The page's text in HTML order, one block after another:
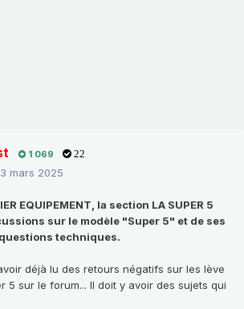
1 069 22
mars 2025
EQUIPEMENT, la section LA SUPER 5
sur le modèle "Super 5" et de ses
techniques.
déjà lu des retours négatifs sur les lève
5 sur le forum... Il doit y avoir des sujets qui